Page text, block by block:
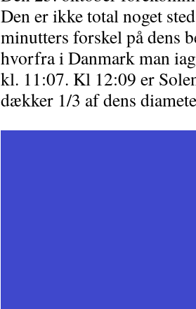
Den er ikke total noget
minutters forskel på dens
hvorfra i Danmark man
kl. 11:07. Kl 12:09 er
dækker 1/3 af dens